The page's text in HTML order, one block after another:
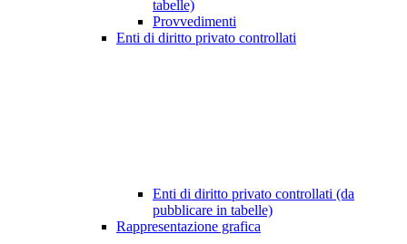
tabelle)
Provvedimenti
Enti di diritto privato controllati
Enti di diritto privato controllati (da
pubblicare in tabelle)
Rappresentazione grafica